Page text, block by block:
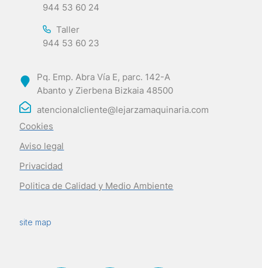
944 53 60 24
Taller
944 53 60 23
Pq. Emp. Abra Vía E, parc. 142-A
Abanto y Zierbena Bizkaia 48500
atencionalcliente@lejarzamaquinaria.com
Cookies
Aviso legal
Privacidad
Politica de Calidad y Medio Ambiente
site map